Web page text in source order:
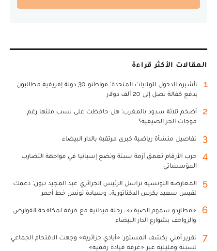
المقالات الأكثر قراءة
1
تأشيرة الدخول للولايات المتحدة: مواطنو 30 دولة إفريقية مطالبون
بدفع كفالة تصل إلى 20 ألف دولار
2
أضخم ثلاثة سدود بالمغرب: هل حافظت على نسب ملئها رغم
موجات الحر الصيفية؟
3 تفاصيل منشأة رياضية كبرى مرتقبة بالدار البيضاء
4
حرب الأرقام تعمق أزمة سبتة وتضع إسبانيا في مواجهة التضارب
المؤسساتي
5
المعارضة التونسية تراسل الرئيس الجزائري عبد المجيد تبون: دعمك
لقيس سعيد يكرس الدكتاتورية.. وسيادة تونس خط أحمر
6
«مطارِدو سموم الصيف».. رحلة ميدانية مع فرقة لمكافحة القوارض
والزواحف بشوارع الدار البيضاء
7
تقرير أمني يكشف المستور: «أيادي جزائرية» وجهت الاقتحام الجماعي
لسبتة ومليلية عبر «غرفة قيادة رقمية»